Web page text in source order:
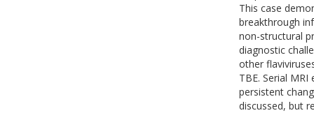
This case
breakthrough
non-structural
diagnostic
other
TBE. Serial
persistent
discussed, but